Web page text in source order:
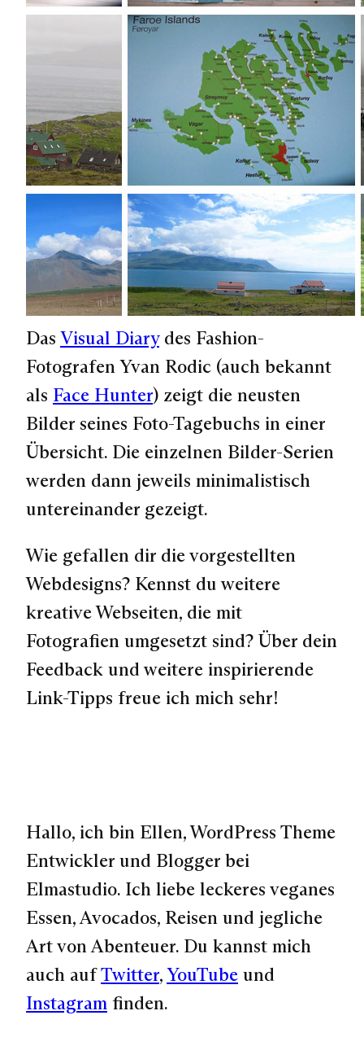
Das Visual Diarydes Fashion-
Fotografen Yvan Rodic (auch bekannt
als Face Hunter) zeigt die neusten
Bilder seines Foto-Tagebuchs in einer
Übersicht. Die einzelnen Bilder-Serien
werden dann jeweils minimalistisch
untereinander gezeigt.
Wie gefallen dir die vorgestellten
Webdesigns? Kennst du weitere
kreative Webseiten, die mit
Fotografien umgesetzt sind? Über dein
Feedback und weitere inspirierende
Link-Tipps freue ich mich sehr!
Hallo, ich bin Ellen, WordPress Theme
Entwickler und Blogger bei
Elmastudio. Ich liebe leckeres veganes
Essen, Avocados, Reisen und jegliche
Art von Abenteuer. Du kannst mich
auch aufTwitter,YouTube und
Instagram finden.